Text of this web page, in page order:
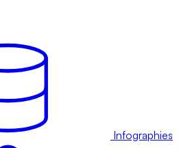
Infographies